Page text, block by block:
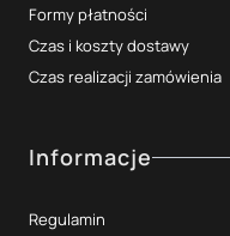
Formy płatności
Czas i koszty dostawy
Czas realizacji zamówienia
Informacje
Regulamin